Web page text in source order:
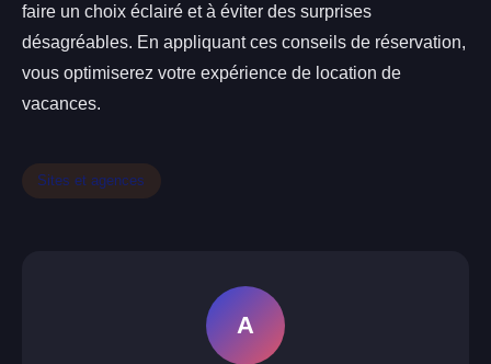
faire un choix éclairé et à éviter des surprises
désagréables. En appliquant ces conseils de réservation,
vous optimiserez votre expérience de location de
vacances.
Sites et agences
A